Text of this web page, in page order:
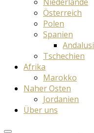
Österreich
Polen
Spanien
Tschechien
Afrika
Marokko
Naher Osten
Jordanien
Über uns